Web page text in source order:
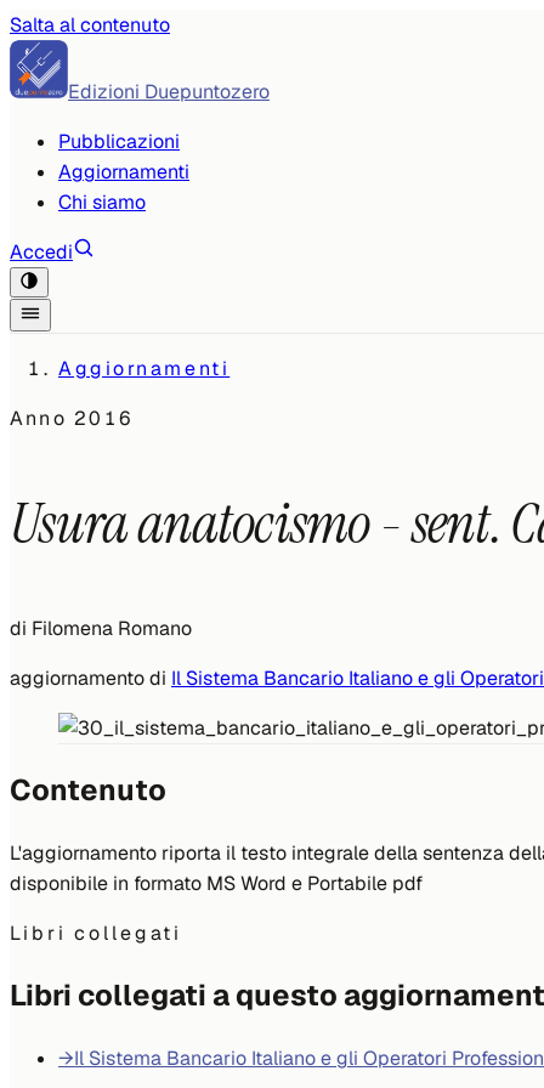
Salta al contenuto
Edizioni Duepuntozero
Pubblicazioni
Aggiornamenti
Chi siamo
Accedi
Aggiornamenti
Anno2016
Usura anatocismo - sent.
di Filomena Romano
aggiornamento di Il Sistema Bancario Italiano e gli
Contenuto
L'aggiornamento riporta il testo integrale della sentenza
disponibile in formato MS Word e Portabile pdf
Libri collegati
Libri collegati a questo
→Il Sistema Bancario Italiano e gli Operatori